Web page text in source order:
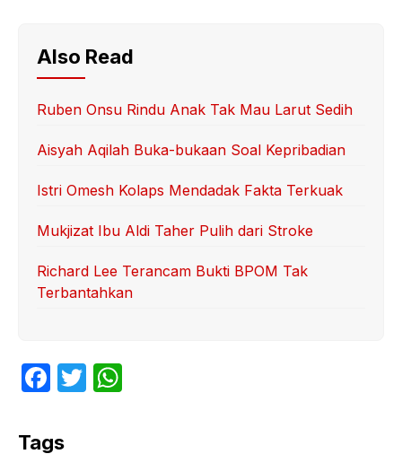
Also Read
Ruben Onsu Rindu Anak Tak Mau Larut Sedih
Aisyah Aqilah Buka-bukaan Soal Kepribadian
Istri Omesh Kolaps Mendadak Fakta Terkuak
Mukjizat Ibu Aldi Taher Pulih dari Stroke
Richard Lee Terancam Bukti BPOM Tak
Terbantahkan
F
c
T
Tags